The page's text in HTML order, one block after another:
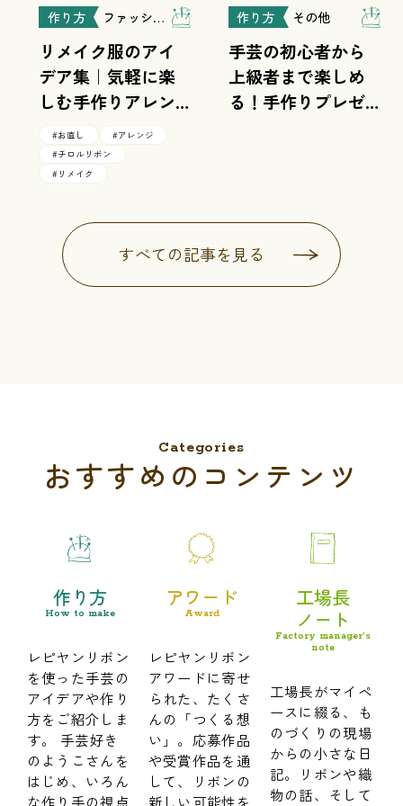
作り方 ファッション
リメイク服のアイ
デア集｜気軽に楽
しむ手作りアレン
ジ#お直し
#アレンジ
#チロルリボン
#リメイク
作り方 その他
手芸の初心者から
上級者まで楽しめ
る！手作りプレゼ
すべての記事を見る
Categories
おすすめのコンテンツ
作り方
How to make
レピヤンリボン
を使った手芸の
アイデアや作り
方をご紹介しま
す。 手芸好き
のようこさんを
はじめ、いろん
な作り手の視点
アワード
Award
レピヤンリボン
アワードに寄せ
られた、たくさ
んの「つくる想
い」。応募作品
や受賞作品を通
して、リボンの
新しい可能性を
工場長
ノート
Factory manager’s
note
工場長がマイペ
ースに綴る、も
のづくりの現場
からの小さな日
記。リボンや織
物の話、そして